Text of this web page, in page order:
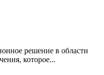
решение в области
которое...